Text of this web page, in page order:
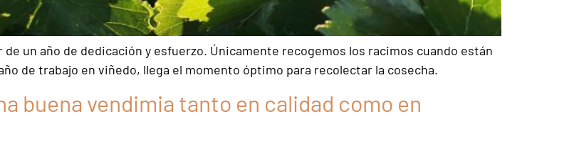
un año de dedicación y esfuerzo. Únicamente recogemos los racimos cuando están
de trabajo en viñedo, llega el momento óptimo para recolectar la cosecha.
buena vendimia tanto en calidad como en